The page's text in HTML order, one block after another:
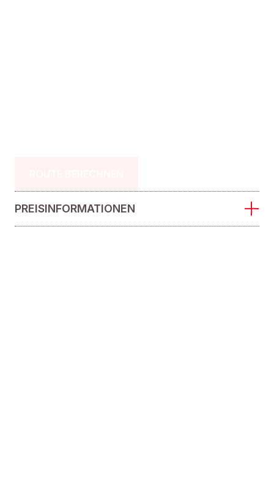
PREISINFORMATIONEN